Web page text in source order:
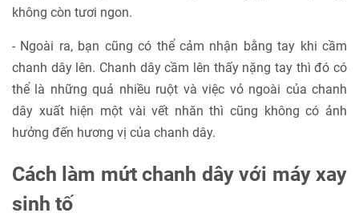
không còn tươi ngon.
- Ngoài ra, bạn cũng có thể cảm nhận bằng tay khi cầm
chanh dây lên. Chanh dây cầm lên thấy nặng tay thì đó có
thể là những quả nhiều ruột và việc vỏ ngoài của chanh
dây xuất hiện một vài vết nhăn thì cũng không có ảnh
hưởng đến hương vị của chanh dây.
Cách làm mứt chanh dây với máy xay
sinh tố